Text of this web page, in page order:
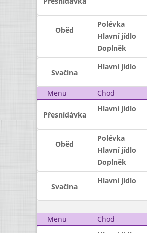
Oběd
Polévka
Hlavní jídlo
Doplněk
Svačina
Hlavní jídlo
Menu Chod
Přesnídávka
Hlavní jídlo
Oběd
Polévka
Hlavní jídlo
Doplněk
Svačina
Hlavní jídlo
Menu Chod